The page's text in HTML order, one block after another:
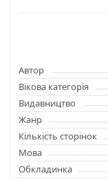
Автор
Вікова категорія
Видавництво
Жанр
Кількість сторінок
Мова
Обкладинка